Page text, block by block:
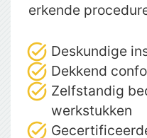
erkende
Deskundige
Dekkend
Zelfstandig
werkstukken